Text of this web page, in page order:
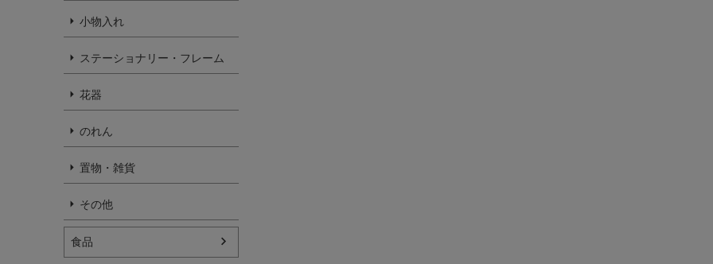
小物入れ
ステーショナリー・フレーム
花器
のれん
置物・雑貨
その他
食品